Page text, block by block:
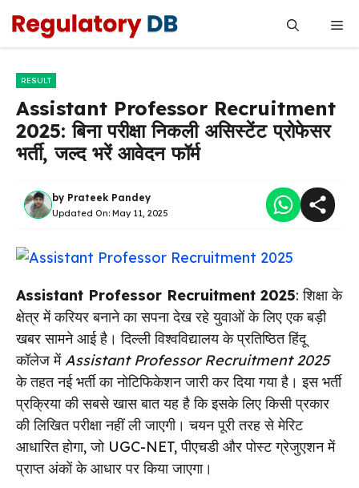
Skip
to
RESULT
Assistant Professor Recruitment
2025: बिना परीक्षा निकली असिस्टेंट प्रोफेसर
भर्ती, जल्द भरें आवेदन फॉर्म
by Prateek Pandey
Updated On: May 11, 2025
Assistant Professor Recruitment 2025: शिक्षा के
क्षेत्र में करियर बनाने का सपना देख रहे युवाओं के लिए एक बड़ी
खबर सामने आई है। दिल्ली विश्वविद्यालय के प्रतिष्ठित हिंदू
कॉलेज मेंAssistant Professor Recruitment 2025
के तहत नई भर्ती का नोटिफिकेशन जारी कर दिया गया है। इस भर्ती
प्रक्रिया की सबसे खास बात यह है कि इसके लिए किसी प्रकार
की लिखित परीक्षा नहीं ली जाएगी। चयन पूरी तरह से मेरिट
आधारित होगा, जो UGC-NET, पीएचडी और पोस्ट ग्रेजुएशन में
प्राप्त अंकों के आधार पर किया जाएगा।